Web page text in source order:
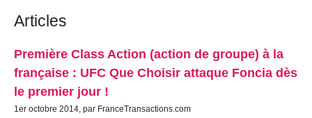
Articles
Première Class Action (action de groupe) à la
française : UFC Que Choisir attaque Foncia dès
le premier jour !
1er octobre 2014, par FranceTransactions.com